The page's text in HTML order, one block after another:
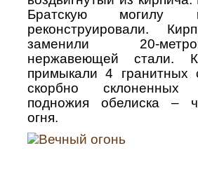
Братскую могилу
реконструировали.
заменили 20-
нержавеющей стали. К
примыкали 4 гранитных
скорбно
подножия обелиска –
огня.